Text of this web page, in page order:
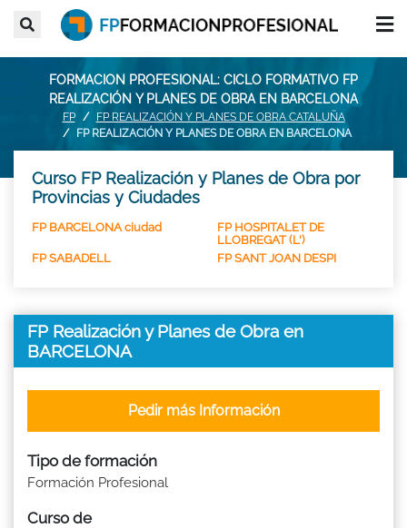
FORMACION PROFESIONAL: CICLO FORMATIVO FP
REALIZACIÓN Y PLANES DE OBRA EN BARCELONA
FP
FP REALIZACIÓN Y PLANES DE OBRA CATALUÑA
FP REALIZACIÓN Y PLANES DE OBRA EN BARCELONA
Curso FP Realización y Planes de Obra por
Provincias y Ciudades
FP BARCELONA ciudad
FP HOSPITALET DE
LLOBREGAT (L')
FP SABADELL
FP SANT JOAN DESPI
FP Realización y Planes de Obra en
BARCELONA
Tipo de formación
Formación Profesional
Curso de
Pedir más Información